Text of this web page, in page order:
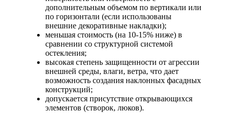
дополнительным объемом по вертикали или
по горизонтали (если использованы
внешние декоративные накладки);
меньшая стоимость (на 10-15% ниже) в
сравнении со структурной системой
остекления;
высокая степень защищенности от агрессии
внешней среды, влаги, ветра, что дает
возможность создания наклонных фасадных
конструкций;
допускается присутствие открывающихся
элементов (створок, люков).